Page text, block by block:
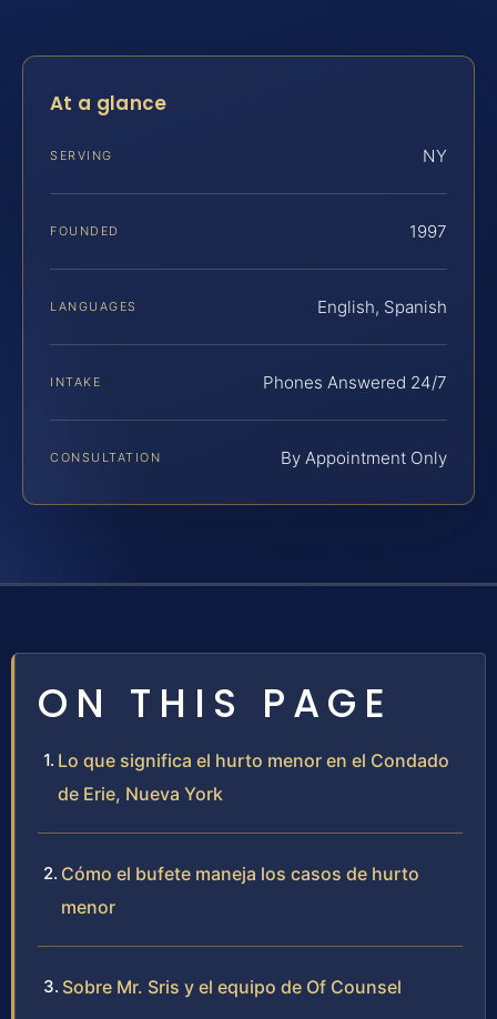
At a glance
SERVING NY
FOUNDED 1997
LANGUAGES English, Spanish
INTAKE Phones Answered 24/7
CONSULTATION By Appointment Only
ON THIS PAGE
Lo que significa el hurto menor en el Condado
de Erie, Nueva York
Cómo el bufete maneja los casos de hurto
menor
Sobre Mr. Sris y el equipo de Of Counsel